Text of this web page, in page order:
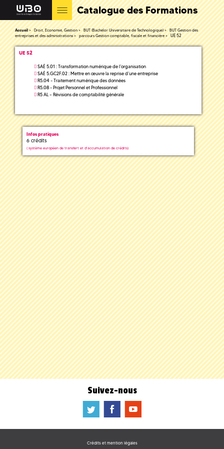
Catalogue des Formations
Accueil Droit, Economie, Gestion BUT (Bachelor Universitaire de Technologique)
BUT Gestion des
entreprises et des administrations
parcours Gestion comptable, fiscale et financière UE 52
UE 52
SAÉ 5.01 : Transformation numérique de l’organisation
SAÉ 5.GC2F.02 : Mettre en œuvre la reprise d’une entreprise
R5.04 - Traitement numérique des données
R5.08 - Projet Personnel et Professionnel
R5 AL – Révisions de comptabilité générale
Infos pratiques
6 crédits
( système européen de transfert et d'accumulation de crédits)
Suivez-nous
a b f
Crédits et mention légales